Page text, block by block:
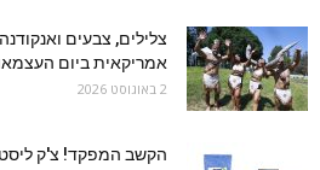
צלילים, צבעים
אמריקאית ביום
2 באוגוסט 2026
הקשב המפקד! צ'ק